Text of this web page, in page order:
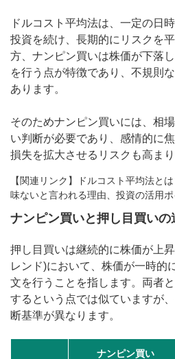
ドルコスト平均法は、一定の日
投資を続け、長期的にリスクを
方、ナンピン買いは株価が下落
を行う点が特徴であり、不規則
あります。
そのためナンピン買いには、相
い判断が必要であり、感情的に
損失を拡大させるリスクも高まり
【関連リンク】ドルコスト平均法と
味ないと言われる理由、投資の活用
ナンピン買いと押し目買いの
押し目買いは継続的に株価が上
レンド)において、株価が一時的
文を行うことを指します。両者
するという点では似ていますが
断基準が異なります。
ナンピン買い